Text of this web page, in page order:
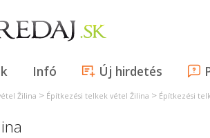
Infó Új hirdetés
Žilina > Építkezési telkek vétel Žilina > Építkezési